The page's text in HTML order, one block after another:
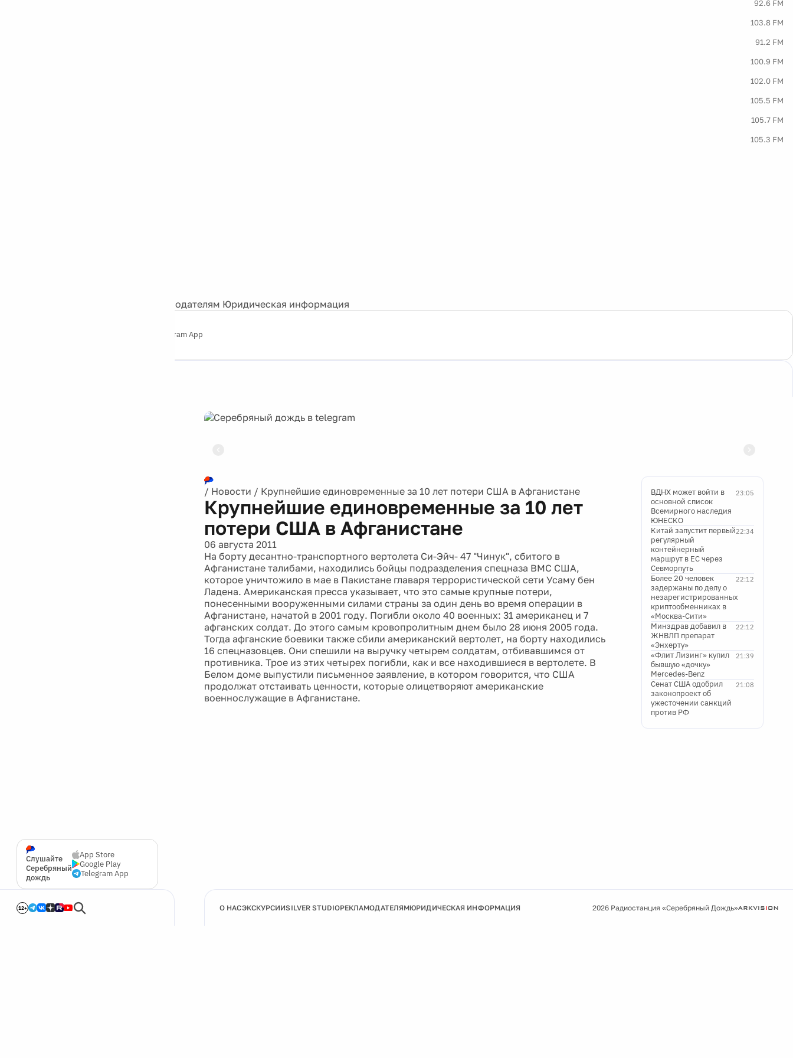
92.6 FM
103.8 FM
91.2 FM
100.9 FM
102.0 FM
105.5 FM
105.7 FM
105.3 FM
Рекламодателям Юридическая информация
Telegram App
Слушайте
Серебряный
дождь
App Store
Google Play
Telegram App
12+
/ Новости / Крупнейшие единовременные за 10 лет потери США в Афганистане
Крупнейшие единовременные за 10 лет
потери США в Афганистане
06 августа 2011
На борту десантно-транспортного вертолета Си-Эйч- 47 "Чинук", сбитого в
Афганистане талибами, находились бойцы подразделения спецназа ВМС США,
которое уничтожило в мае в Пакистане главаря террористической сети Усаму бен
Ладена. Американская пресса указывает, что это самые крупные потери,
понесенными вооруженными силами страны за один день во время операции в
Афганистане, начатой в 2001 году. Погибли около 40 военных: 31 американец и 7
афганских солдат. До этого самым кровопролитным днем было 28 июня 2005 года.
Тогда афганские боевики также сбили американский вертолет, на борту находились
16 спецназовцев. Они спешили на выручку четырем солдатам, отбивавшимся от
противника. Трое из этих четырех погибли, как и все находившиеся в вертолете. В
Белом доме выпустили письменное заявление, в котором говорится, что США
продолжат отстаивать ценности, которые олицетворяют американские
военнослужащие в Афганистане.
23:05
ВДНХ может войти в
основной список
Всемирного наследия
ЮНЕСКО
22:34
Китай запустит первый
регулярный
контейнерный
маршрут в ЕС через
Севморпуть
22:12
Более 20 человек
задержаны по делу о
незарегистрированных
криптообменниках в
«Москва-Сити»
22:12
Минздрав добавил в
ЖНВЛП препарат
«Энхерту»
21:39
«Флит Лизинг» купил
бывшую «дочку»
Mercedes-Benz
21:08
Сенат США одобрил
законопроект об
ужесточении санкций
против РФ
О НАСЭКСКУРСИИSILVER STUDIOРЕКЛАМОДАТЕЛЯМЮРИДИЧЕСКАЯ ИНФОРМАЦИЯ 2026 Радиостанция «Серебряный Дождь»